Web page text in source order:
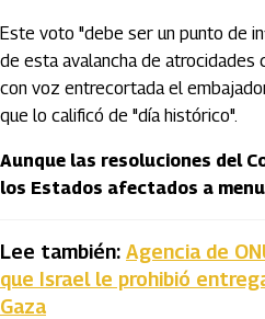
Este voto "debe ser un punto de
de esta avalancha de atrocidades
con voz entrecortada el
que lo calificó de "día histórico".
Aunque las resoluciones del
los Estados afectados a
Lee también: Agencia de
que Israel le prohibió
Gaza